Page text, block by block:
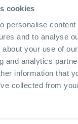
cookies
personalise
and to analyse
your use of
and analytics
information that
collected from
interna sobre la